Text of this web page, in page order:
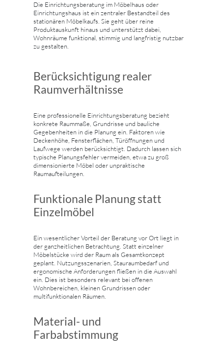
Die Einrichtungsberatung im Möbelhaus oder
Einrichtungshaus ist ein zentraler Bestandteil des
stationären Möbelkaufs. Sie geht über reine
Produktauskunft hinaus und unterstützt dabei,
Wohnräume funktional, stimmig und langfristig nutzbar
zu gestalten.
Berücksichtigung realer
Raumverhältnisse
Eine professionelle Einrichtungsberatung bezieht
konkrete Raummaße, Grundrisse und bauliche
Gegebenheiten in die Planung ein. Faktoren wie
Deckenhöhe, Fensterflächen, Türöffnungen und
Laufwege werden berücksichtigt. Dadurch lassen sich
typische Planungsfehler vermeiden, etwa zu groß
dimensionierte Möbel oder unpraktische
Raumaufteilungen.
Funktionale Planung statt
Einzelmöbel
Ein wesentlicher Vorteil der Beratung vor Ort liegt in
der ganzheitlichen Betrachtung. Statt einzelner
Möbelstücke wird der Raum als Gesamtkonzept
geplant. Nutzungsszenarien, Stauraumbedarf und
ergonomische Anforderungen fließen in die Auswahl
ein. Dies ist besonders relevant bei offenen
Wohnbereichen, kleinen Grundrissen oder
multifunktionalen Räumen.
Material- und
Farbabstimmung